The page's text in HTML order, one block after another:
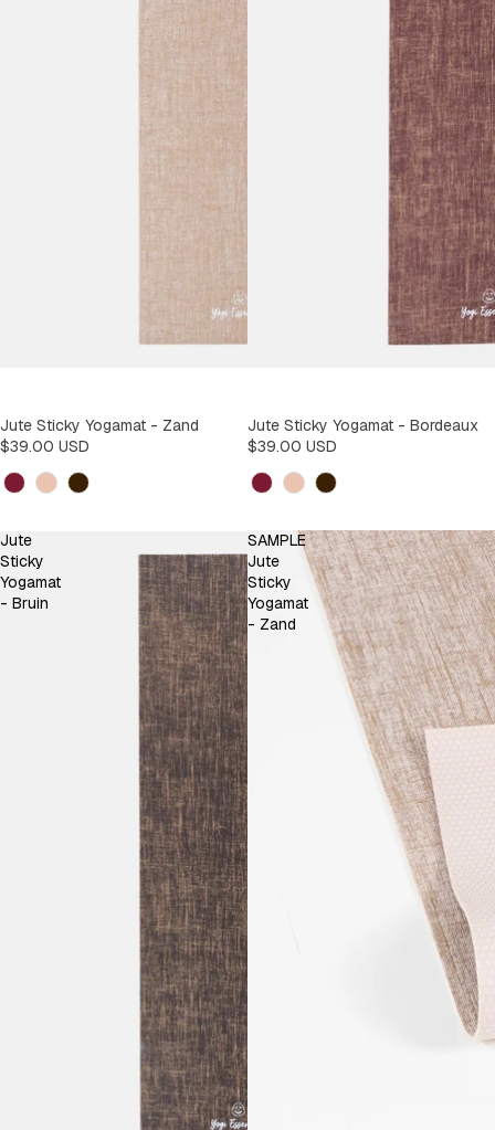
Jute Sticky Yogamat - Zand
$39.00 USD
Kleur
Jute Sticky Yogamat - Bordeaux
$39.00 USD
Kleur
Jute
Sticky
Yogamat
- Bruin
SAMPLE
Jute
Sticky
Yogamat
- Zand